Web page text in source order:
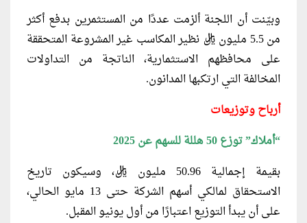
وبيّنت أن اللجنة ألزمت عددًا من المستثمرين بدفع أكثر
من 5.5 مليون ريال نظير المكاسب غير المشروعة المتحققة
على محافظهم الاستثمارية، الناتجة من التداولات
المخالفة التي ارتكبها المدانون.
أرباح وتوزيعات
“أملاك” توزع 50 هللة للسهم عن 2025
بقيمة إجمالية 50.96 مليون ريال، وسيكون تاريخ
الاستحقاق لمالكي أسهم الشركة حتى 13 مايو الحالي،
على أن يبدأ التوزيع اعتبارًا من أول يونيو المقبل.